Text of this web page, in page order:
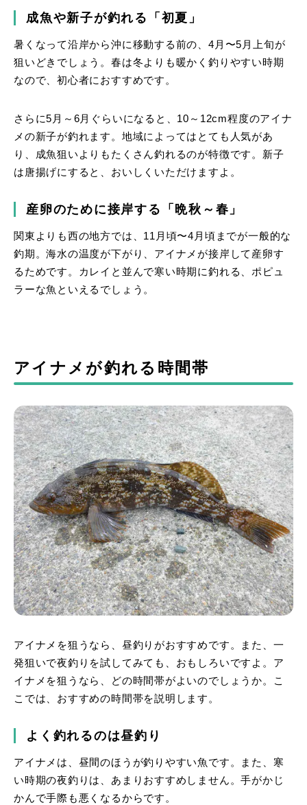
成魚や新子が釣れる「初夏」
暑くなって沿岸から沖に移動する前の、4月〜5月上旬が
狙いどきでしょう。春は冬よりも暖かく釣りやすい時期
なので、初心者におすすめです。
さらに5月～6月ぐらいになると、10～12cm程度のアイナ
メの新子が釣れます。地域によってはとても人気があ
り、成魚狙いよりもたくさん釣れるのが特徴です。新子
は唐揚げにすると、おいしくいただけますよ。
産卵のために接岸する「晩秋～春」
関東よりも西の地方では、11月頃〜4月頃までが一般的な
釣期。海水の温度が下がり、アイナメが接岸して産卵す
るためです。カレイと並んで寒い時期に釣れる、ポピュ
ラーな魚といえるでしょう。
アイナメが釣れる時間帯
アイナメを狙うなら、昼釣りがおすすめです。また、一
発狙いで夜釣りを試してみても、おもしろいですよ。ア
イナメを狙うなら、どの時間帯がよいのでしょうか。こ
こでは、おすすめの時間帯を説明します。
よく釣れるのは昼釣り
アイナメは、昼間のほうが釣りやすい魚です。また、寒
い時期の夜釣りは、あまりおすすめしません。手がかじ
かんで手際も悪くなるからです。